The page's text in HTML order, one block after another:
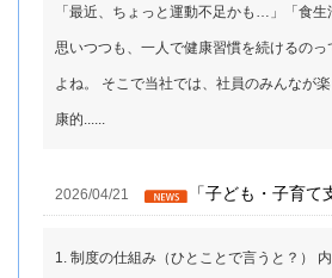
「最近、ちょっと運動不足かも…」「食生
思いつつも、一人で健康習慣を続けるの
よね。 そこで当社では、社員のみんなが
康的......
2026/04/21 「子ども・子育て
1. 制度の仕組み（ひとことで言うと？）